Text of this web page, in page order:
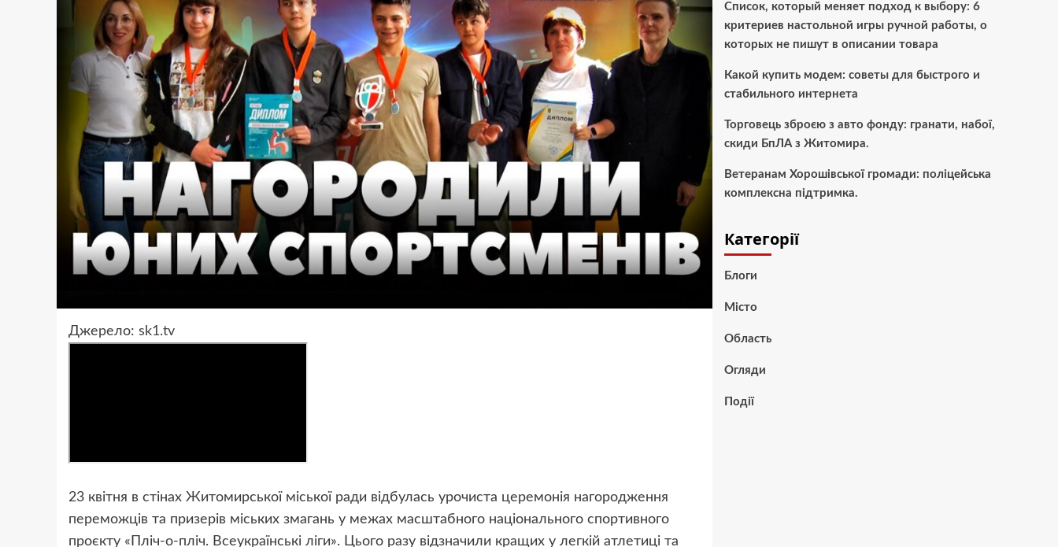
Джерело: sk1.tv
23 квітня в стінах Житомирської міської ради відбулась урочиста церемонія нагородження
переможців та призерів міських змагань у межах масштабного національного спортивного
проєкту «Пліч-о-пліч. Всеукраїнські ліги». Цього разу відзначили кращих у легкій атлетиці та
Список, который меняет подход к выбору: 6
критериев настольной игры ручной работы, о
которых не пишут в описании товара
Какой купить модем: советы для быстрого и
стабильного интернета
Торговець зброєю з авто фонду: гранати, набої,
скиди БпЛА з Житомира.
Ветеранам Хорошівської громади: поліцейська
комплексна підтримка.
Категорії
Блоги
Місто
Область
Огляди
Події